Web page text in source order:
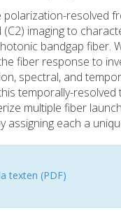
resolved
imaging to
bandgap fiber.
fiber response to
spectral, and
temporally-resolved
multiple fiber
assigning each a
texten (PDF)